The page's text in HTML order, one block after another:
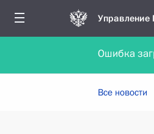
Управление
Обратиться
Все новости
Ошибка